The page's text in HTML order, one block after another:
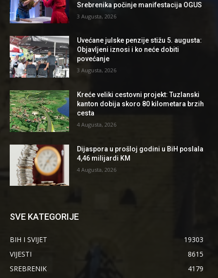
Srebrenika počinje manifestacija OGUS
3 Augusta, 2026
Uvećane julske penzije stižu 5. augusta:
Objavljeni iznosi i ko neće dobiti
povećanje
3 Augusta, 2026
Kreće veliki cestovni projekt: Tuzlanski
kanton dobija skoro 80 kilometara brzih
cesta
4 Augusta, 2026
Dijaspora u prošloj godini u BiH poslala
4,46 milijardi KM
4 Augusta, 2026
SVE KATEGORIJE
BIH I SVIJET
19303
VIJESTI
8615
SREBRENIK
4179